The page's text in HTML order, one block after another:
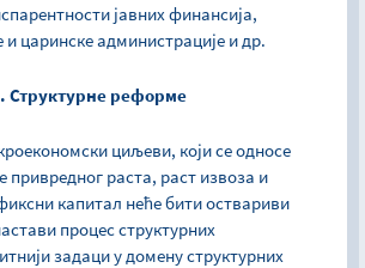
јавних финансија,
и царинске администрације и др.
Структурне реформе
циљеви, који се односе
привредног раста, раст извоза и
капитал неће бити оствариви
процес структурних
задаци у домену структурних